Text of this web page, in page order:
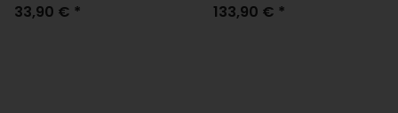
33,90 € *
15kg
133,90 € *